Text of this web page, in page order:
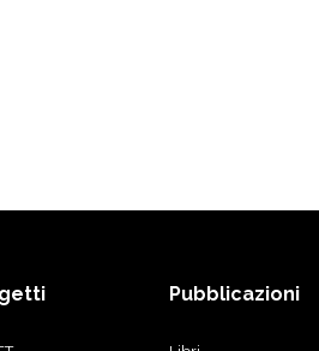
Pubblicazioni